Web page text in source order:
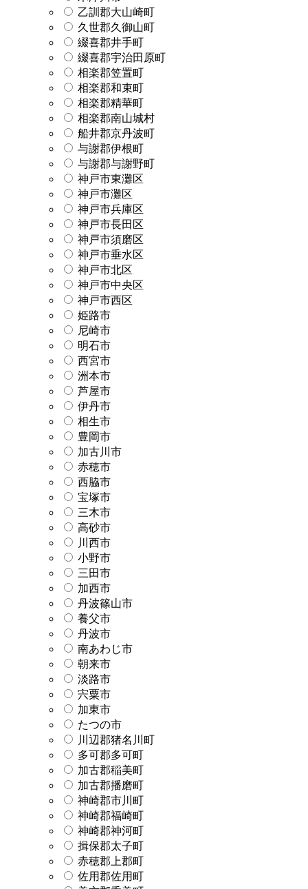
乙訓郡大山崎町
久世郡久御山町
綴喜郡井手町
綴喜郡宇治田原町
相楽郡笠置町
相楽郡和束町
相楽郡精華町
相楽郡南山城村
船井郡京丹波町
与謝郡伊根町
与謝郡与謝野町
神戸市東灘区
神戸市灘区
神戸市兵庫区
神戸市長田区
神戸市須磨区
神戸市垂水区
神戸市北区
神戸市中央区
神戸市西区
姫路市
尼崎市
明石市
西宮市
洲本市
芦屋市
伊丹市
相生市
豊岡市
加古川市
赤穂市
西脇市
宝塚市
三木市
高砂市
川西市
小野市
三田市
加西市
丹波篠山市
養父市
丹波市
南あわじ市
朝来市
淡路市
宍粟市
加東市
たつの市
川辺郡猪名川町
多可郡多可町
加古郡稲美町
加古郡播磨町
神崎郡市川町
神崎郡福崎町
神崎郡神河町
揖保郡太子町
赤穂郡上郡町
佐用郡佐用町